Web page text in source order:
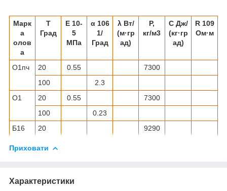
Марк
а
олов
а
T
Град
E 10-
5
МПа
α 106
1/
Град
λ Вт/
(м·гр
ад)
Ρ,
кг/м3
C Дж/
(кг·гр
ад)
R 109
Ом·м
О1пч 20 0.55
7300
100
2.3
О1
20 0.55
7300
100
0.23
Б16
20 9290
Приховати
Характеристики